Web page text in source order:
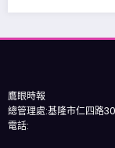
鷹眼時報
電話:
免責聲明豁免條款